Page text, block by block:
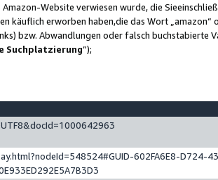
Website verwiesen wurde, die
erworben haben,die das Wort „amazon“
bzw. Abwandlungen oder falsch buchstabierte
Suchplatzierung”);
602FA6E8-D724-